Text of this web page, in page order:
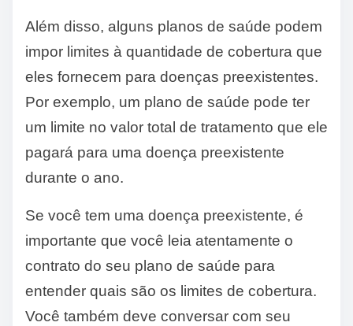
Além disso, alguns planos de saúde podem
impor limites à quantidade de cobertura que
eles fornecem para doenças preexistentes.
Por exemplo, um plano de saúde pode ter
um limite no valor total de tratamento que ele
pagará para uma doença preexistente
durante o ano.
Se você tem uma doença preexistente, é
importante que você leia atentamente o
contrato do seu plano de saúde para
entender quais são os limites de cobertura.
Você também deve conversar com seu